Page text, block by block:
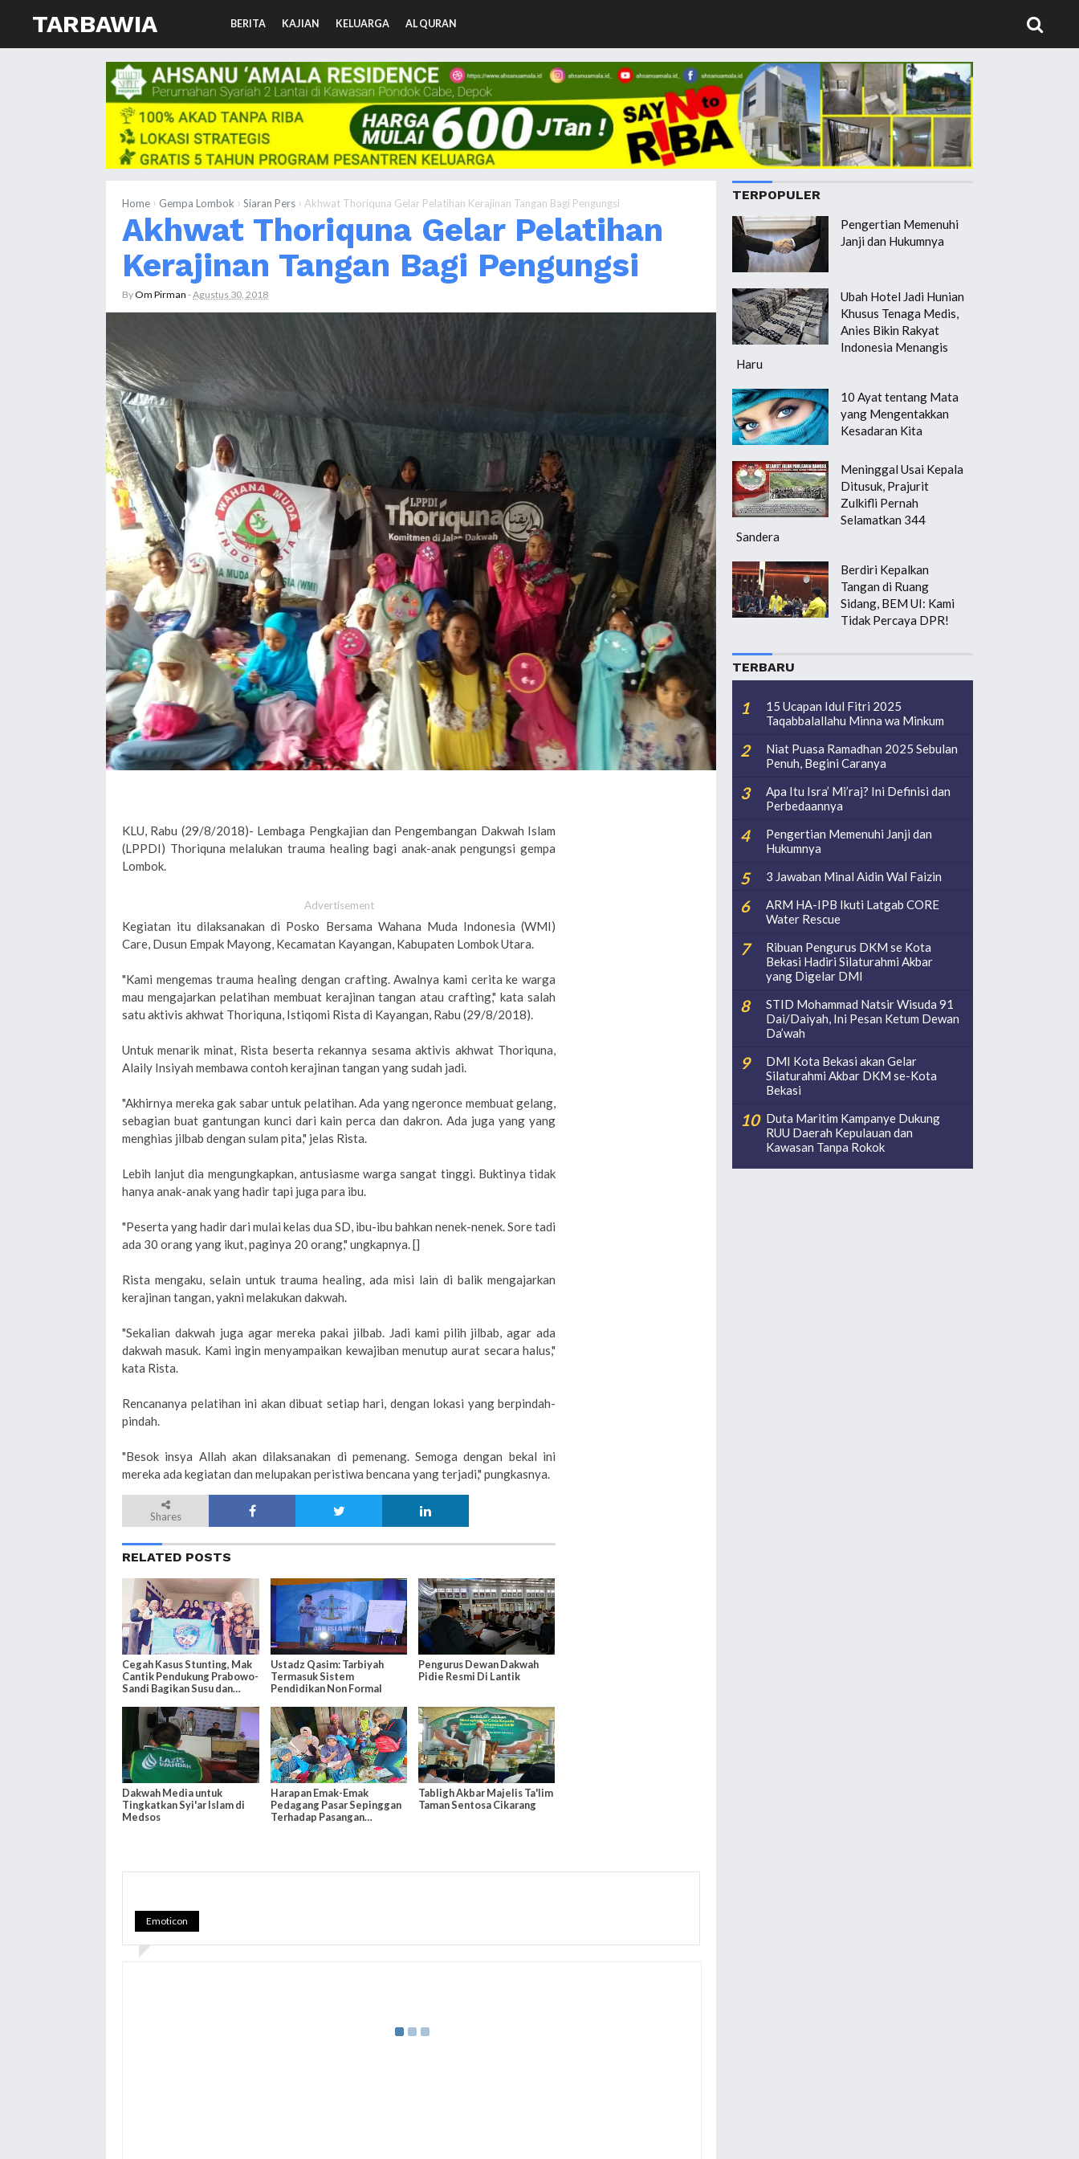
TARBAWIA BERITA KAJIAN KELUARGA AL QURAN
Home › Gempa Lombok › Siaran Pers › Akhwat Thoriquna Gelar Pelatihan Kerajinan Tangan Bagi Pengungsi
Akhwat Thoriquna Gelar Pelatihan
Kerajinan Tangan Bagi Pengungsi
ByOm Pirman -Agustus 30, 2018
KLU, Rabu (29/8/2018)- Lembaga Pengkajian dan Pengembangan Dakwah Islam
(LPPDI) Thoriquna melalukan trauma healing bagi anak-anak pengungsi gempa
Lombok.
Advertisement
Kegiatan itu dilaksanakan di Posko Bersama Wahana Muda Indonesia (WMI)
Care, Dusun Empak Mayong, Kecamatan Kayangan, Kabupaten Lombok Utara.
"Kami mengemas trauma healing dengan crafting. Awalnya kami cerita ke warga
mau mengajarkan pelatihan membuat kerajinan tangan atau crafting," kata salah
satu aktivis akhwat Thoriquna, Istiqomi Rista di Kayangan, Rabu (29/8/2018).
Untuk menarik minat, Rista beserta rekannya sesama aktivis akhwat Thoriquna,
Alaily Insiyah membawa contoh kerajinan tangan yang sudah jadi.
"Akhirnya mereka gak sabar untuk pelatihan. Ada yang ngeronce membuat gelang,
sebagian buat gantungan kunci dari kain perca dan dakron. Ada juga yang yang
menghias jilbab dengan sulam pita," jelas Rista.
Lebih lanjut dia mengungkapkan, antusiasme warga sangat tinggi. Buktinya tidak
hanya anak-anak yang hadir tapi juga para ibu.
"Peserta yang hadir dari mulai kelas dua SD, ibu-ibu bahkan nenek-nenek. Sore tadi
ada 30 orang yang ikut, paginya 20 orang," ungkapnya. []
Rista mengaku, selain untuk trauma healing, ada misi lain di balik mengajarkan
kerajinan tangan, yakni melakukan dakwah.
"Sekalian dakwah juga agar mereka pakai jilbab. Jadi kami pilih jilbab, agar ada
dakwah masuk. Kami ingin menyampaikan kewajiban menutup aurat secara halus,"
kata Rista.
Rencananya pelatihan ini akan dibuat setiap hari, dengan lokasi yang berpindah-
pindah.
"Besok insya Allah akan dilaksanakan di pemenang. Semoga dengan bekal ini
mereka ada kegiatan dan melupakan peristiwa bencana yang terjadi," pungkasnya.
Shares
RELATED POSTS
Cegah Kasus Stunting, Mak
Cantik Pendukung Prabowo-
Sandi Bagikan Susu dan
Ustadz Qasim: Tarbiyah
Termasuk Sistem
Pendidikan Non Formal
Pengurus Dewan Dakwah
Pidie Resmi Di Lantik
Dakwah Media untuk
Tingkatkan Syi'ar Islam di
Medsos
Harapan Emak-Emak
Pedagang Pasar Sepinggan
Terhadap Pasangan
Tabligh Akbar Majelis Ta'lim
Taman Sentosa Cikarang
Emoticon
TERPOPULER
Pengertian Memenuhi
Janji dan Hukumnya
Ubah Hotel Jadi Hunian
Khusus Tenaga Medis,
Anies Bikin Rakyat
Indonesia Menangis
Haru
10 Ayat tentang Mata
yang Mengentakkan
Kesadaran Kita
Meninggal Usai Kepala
Ditusuk, Prajurit
Zulkifli Pernah
Selamatkan 344
Sandera
Berdiri Kepalkan
Tangan di Ruang
Sidang, BEM UI: Kami
Tidak Percaya DPR!
TERBARU
15 Ucapan Idul Fitri 2025
Taqabbalallahu Minna wa Minkum
Niat Puasa Ramadhan 2025 Sebulan
Penuh, Begini Caranya
Apa Itu Isra’ Mi’raj? Ini Definisi dan
Perbedaannya
Pengertian Memenuhi Janji dan
Hukumnya
3 Jawaban Minal Aidin Wal Faizin
ARM HA-IPB Ikuti Latgab CORE
Water Rescue
Ribuan Pengurus DKM se Kota
Bekasi Hadiri Silaturahmi Akbar
yang Digelar DMI
STID Mohammad Natsir Wisuda 91
Dai/Daiyah, Ini Pesan Ketum Dewan
Da’wah
DMI Kota Bekasi akan Gelar
Silaturahmi Akbar DKM se-Kota
Bekasi
Duta Maritim Kampanye Dukung
RUU Daerah Kepulauan dan
Kawasan Tanpa Rokok